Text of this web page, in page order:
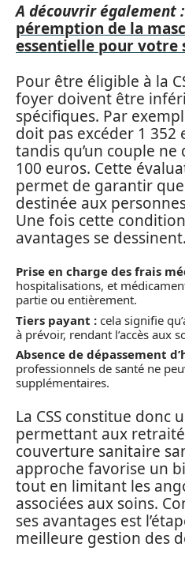
A découvrir également :
péremption de la
essentielle pour votre
Pour être éligible à la
foyer doivent être
spécifiques. Par
doit pas excéder 1 352
tandis qu’un couple
100 euros. Cette
permet de garantir
destinée aux
Une fois cette
avantages se dessinent.
Prise en charge des frais
hospitalisations, et
partie ou entièrement.
Tiers payant : cela signifie
à prévoir, rendant l’accès aux
Absence de dépassement
professionnels de santé ne
supplémentaires.
La CSS constitue donc
permettant aux
couverture sanitaire
approche favorise un
tout en limitant les
associées aux soins.
ses avantages est
meilleure gestion des